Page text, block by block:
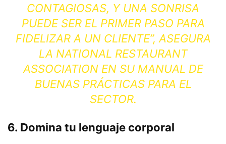
CONTAGIOSAS, Y UNA SONRISA
PUEDE SER EL PRIMER PASO PARA
FIDELIZAR A UN CLIENTE”, ASEGURA
LA NATIONAL RESTAURANT
ASSOCIATIONEN SU MANUAL DE
BUENAS PRÁCTICAS PARA EL
SECTOR.
6. Domina tu lenguaje corporal